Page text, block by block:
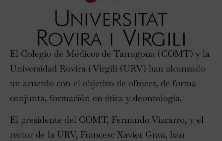
El Colegio de Médicos de Tarragona (COMT) y la
Universidad Rovira i Virgili (URV) han alcanzado
un acuerdo con el objetivo de ofrecer, de forma
conjunta, formación en ética y deontología.
El presidente del COMT, Fernando Vizcarro, y el
rector de la URV, Francesc Xavier Grau, han